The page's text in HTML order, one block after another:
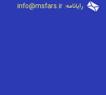
رایانامه:info@msfars.ir